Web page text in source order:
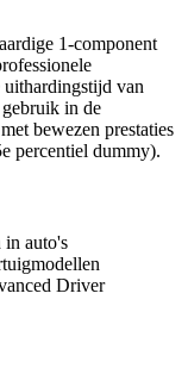
1-component
van
in de
bewezen prestaties
percentiel dummy).
in auto's
Driver